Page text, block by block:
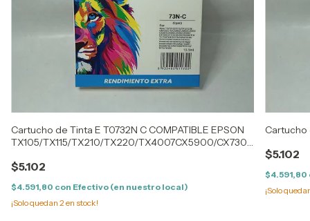
Cartucho de Tinta E T0732N C COMPATIBLE EPSON
TX105/TX115/TX210/TX220/TX4007CX5900/CX7300
$5.102
$4.591,80 con Efectivo (en nuestro local)
¡Solo quedan 2 en stock!
Cartucho
$5.102
$4.591,80
¡Solo